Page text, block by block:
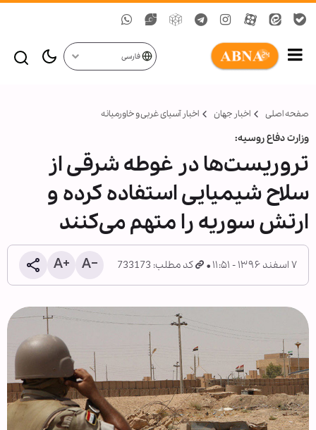
فارسی
صفحه اصلی اخبار جهان اخبار آسیای غربی و خاورمیانه
وزارت دفاع روسیه:
تروریست‌ها در غوطه شرقی از
سلاح شیمیایی استفاده کرده و
ارتش سوریه را متهم می‌کنند
۷ اسفند ۱۳۹۶ - ۱۱:۵۱ کد مطلب: 733173